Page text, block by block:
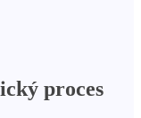
proces